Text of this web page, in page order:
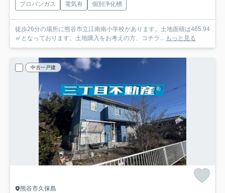
プロパンガス 電気有 個別浄化槽
徒歩26分の場所に熊谷市立江南南小学校があります。土地面積は465.94
㎡となっております。土地購入をお考えの方、コチラ... もっと見る
中古一戸建
熊谷市久保島